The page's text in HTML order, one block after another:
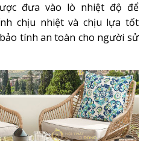
đưa vào lò nhiệt độ để
chịu nhiệt và chịu lựa tốt
tính an toàn cho người sử